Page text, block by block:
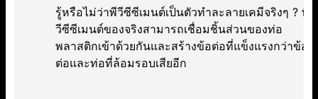
รู้หรือไม่ว่าพีวีซีซีเมนต์เป็นตัวทำละลายเคมีจริงๆ ? พี
วีซีซีเมนต์ของจริงสามารถเชื่อมชิ้นส่วนของท่อ
พลาสติกเข้าด้วยกันและสร้างข้อต่อที่แข็งแรงกว่าข้อ
ต่อและท่อที่ล้อมรอบเสียอีก